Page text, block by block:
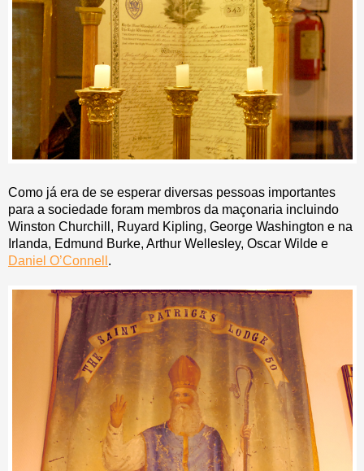
Como já era de se esperar diversas pessoas importantes
para a sociedade foram membros da maçonaria incluindo
Winston Churchill, Ruyard Kipling, George Washington e na
Irlanda, Edmund Burke, Arthur Wellesley, Oscar Wilde e
Daniel O’Connell .